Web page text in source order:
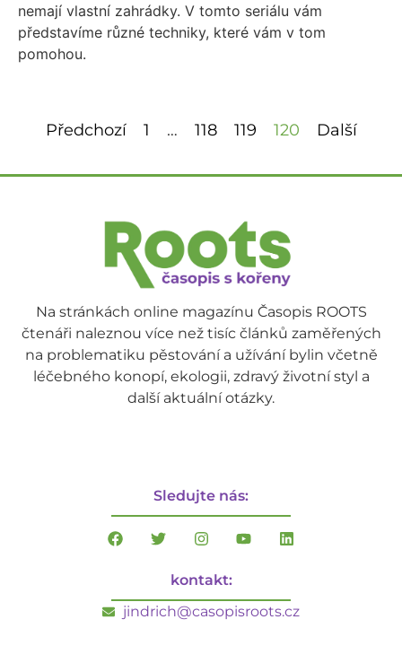
nemají vlastní zahrádky. V tomto seriálu vám
představíme různé techniky, které vám v tom
pomohou.
Předchozí 1 … 118 119 120 Další
Na stránkách online magazínu Časopis ROOTS
čtenáři naleznou více než tisíc článků zaměřených
na problematiku pěstování a užívání bylin včetně
léčebného konopí, ekologii, zdravý životní styl a
další aktuální otázky.
Sledujte nás:
kontakt:
jindrich@casopisroots.cz